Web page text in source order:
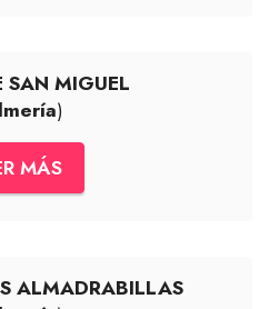
SAN MIGUEL
)
MÁS
ALMADRABILLAS